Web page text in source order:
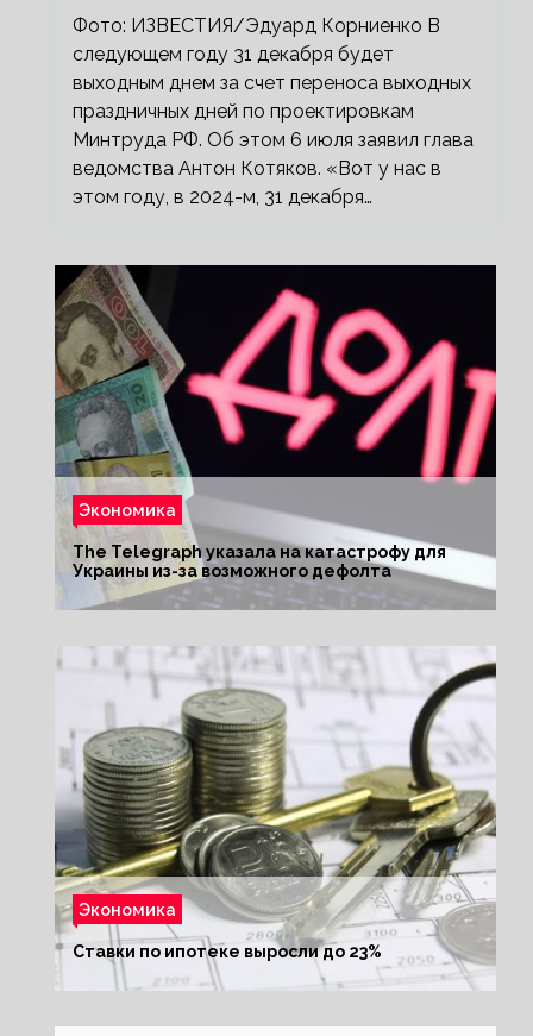
Фото: ИЗВЕСТИЯ/Эдуард Корниенко В
следующем году 31 декабря будет
выходным днем за счет переноса выходных
праздничных дней по проектировкам
Минтруда РФ. Об этом 6 июля заявил глава
ведомства Антон Котяков. «Вот у нас в
этом году, в 2024-м, 31 декабря…
Экономика
The Telegraph указала на катастрофу для
Украины из-за возможного дефолта
Экономика
Ставки по ипотеке выросли до 23%